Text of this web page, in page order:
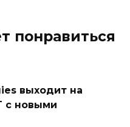
понравиться
выходит на
с новыми